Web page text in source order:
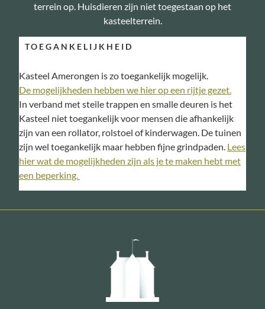
terrein op. Huisdieren zijn niet toegestaan op het
kasteelterrein.
TOEGANKELIJKHEID
Kasteel Amerongen is zo toegankelijk mogelijk.
De mogelijkheden hebben we hier op een rijtje gezet.
In verband met steile trappen en smalle deuren is het
Kasteel niet toegankelijk voor mensen die afhankelijk
zijn van een rollator, rolstoel of kinderwagen. De tuinen
zijn wel toegankelijk maar hebben fijne grindpaden. Lees
hier wat de mogelijkheden zijn als je te maken hebt met
een beperking.